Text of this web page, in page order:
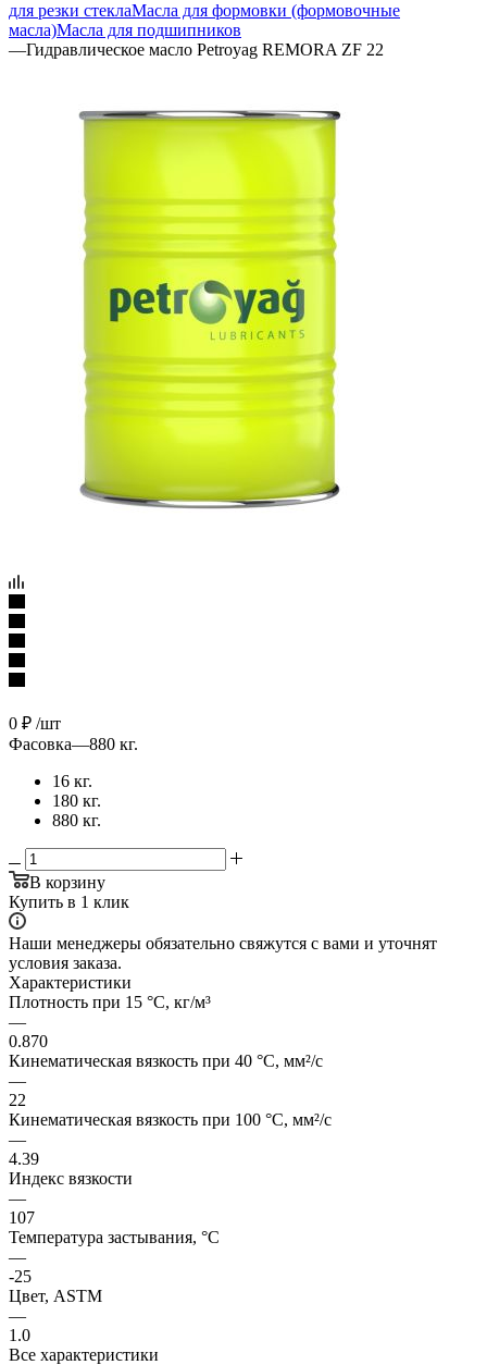
для резки стеклаМасла для формовки (формовочные
масла)Масла для подшипников
—Гидравлическое масло Petroyag REMORA ZF 22
0 ₽ /шт
Фасовка—880 кг.
16 кг.
180 кг.
880 кг.
В корзину
Купить в 1 клик
Наши менеджеры обязательно свяжутся с вами и уточнят
условия заказа.
Характеристики
Плотность при 15 °C, кг/м³
—
0.870
Кинематическая вязкость при 40 °C, мм²/с
—
22
Кинематическая вязкость при 100 °C, мм²/с
—
4.39
Индекс вязкости
—
107
Температура застывания, °C
—
-25
Цвет, ASTM
—
1.0
Все характеристики